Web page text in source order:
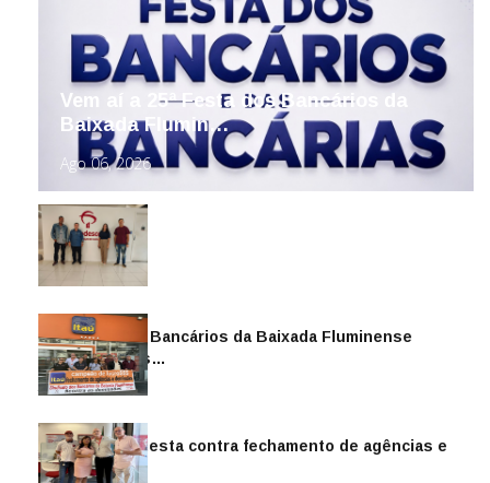
Vem aí a 25ª Festa dos Bancários da
Baixada Flumin…
Ago 06, 2026
Sindicato dos Bancários da Baixada Fluminense
reintegra mais…
Jul 14, 2026
Sindicato protesta contra fechamento de agências e
as demiss…